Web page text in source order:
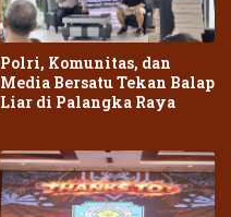
Polri, Komunitas, dan
Media Bersatu Tekan Balap
Liar di Palangka Raya